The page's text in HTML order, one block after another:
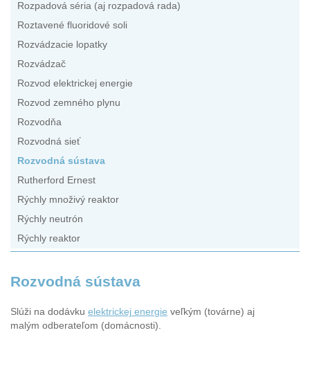
Rozpadová séria (aj rozpadová rada)
Roztavené fluoridové soli
Rozvádzacie lopatky
Rozvádzač
Rozvod elektrickej energie
Rozvod zemného plynu
Rozvodňa
Rozvodná sieť
Rozvodná sústava
Rutherford Ernest
Rýchly množivý reaktor
Rýchly neutrón
Rýchly reaktor
Rozvodná sústava
Slúži na dodávku elektrickej energie veľkým (továrne) aj
malým odberateľom (domácnosti).